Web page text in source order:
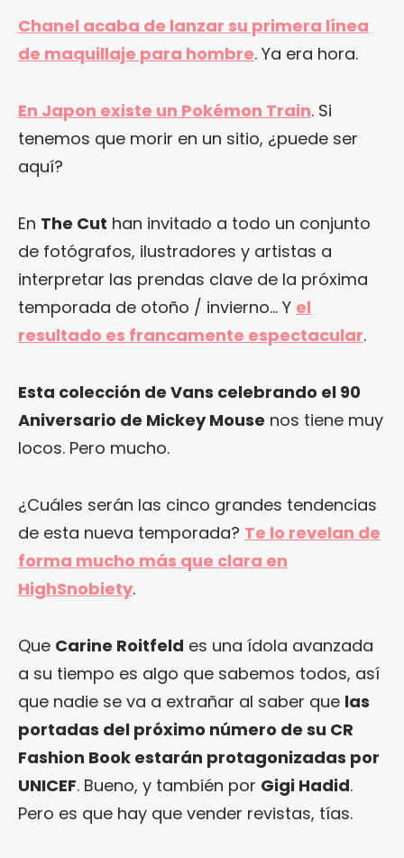
Chanel acaba de lanzar su primera línea
de maquillaje para hombre. Ya era hora.
En Japon existe un Pokémon Train. Si
tenemos que morir en un sitio, ¿puede ser
aquí?
En The Cut han invitado a todo un conjunto
de fotógrafos, ilustradores y artistas a
interpretar las prendas clave de la próxima
temporada de otoño / invierno… Y el
resultado es francamente espectacular.
Esta colección de Vans celebrando el 90
Aniversario de Mickey Mouse nos tiene muy
locos. Pero mucho.
¿Cuáles serán las cinco grandes tendencias
de esta nueva temporada? Te lo revelan de
forma mucho más que clara en
HighSnobiety.
Que Carine Roitfeld es una ídola avanzada
a su tiempo es algo que sabemos todos, así
que nadie se va a extrañar al saber que las
portadas del próximo número de su CR
Fashion Book estarán protagonizadas por
UNICEF. Bueno, y también por Gigi Hadid.
Pero es que hay que vender revistas, tías.